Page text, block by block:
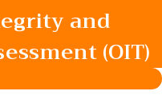
and
(OIT)